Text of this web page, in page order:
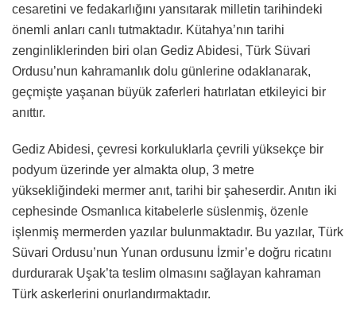
cesaretini ve fedakarlığını yansıtarak milletin tarihindeki
önemli anları canlı tutmaktadır. Kütahya’nın tarihi
zenginliklerinden biri olan Gediz Abidesi, Türk Süvari
Ordusu’nun kahramanlık dolu günlerine odaklanarak,
geçmişte yaşanan büyük zaferleri hatırlatan etkileyici bir
anıttır.
Gediz Abidesi, çevresi korkuluklarla çevrili yüksekçe bir
podyum üzerinde yer almakta olup, 3 metre
yüksekliğindeki mermer anıt, tarihi bir şaheserdir. Anıtın iki
cephesinde Osmanlıca kitabelerle süslenmiş, özenle
işlenmiş mermerden yazılar bulunmaktadır. Bu yazılar, Türk
Süvari Ordusu’nun Yunan ordusunu İzmir’e doğru ricatını
durdurarak Uşak’ta teslim olmasını sağlayan kahraman
Türk askerlerini onurlandırmaktadır.